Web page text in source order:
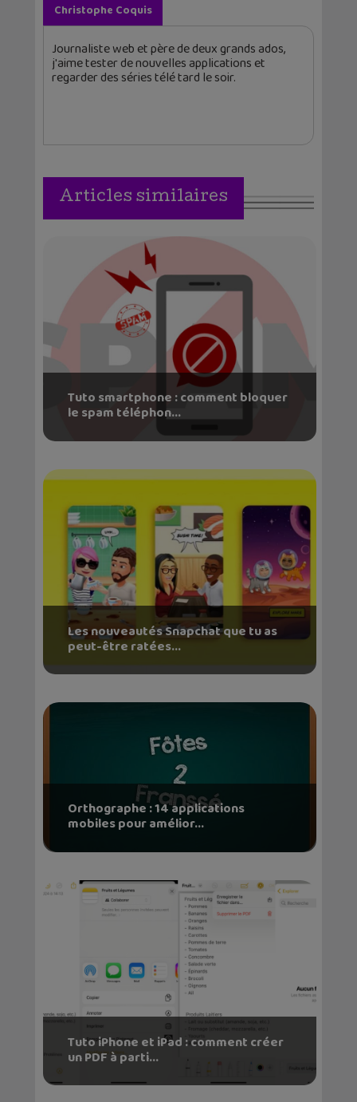
Christophe Coquis
Journaliste web et père de deux grands ados,
j'aime tester de nouvelles applications et
regarder des séries télé tard le soir.
Articles similaires
Tuto smartphone : comment bloquer
le spam téléphon...
Les nouveautés Snapchat que tu as
peut-être ratées...
Orthographe : 14 applications
mobiles pour amélior...
Tuto iPhone et iPad : comment créer
un PDF à parti...